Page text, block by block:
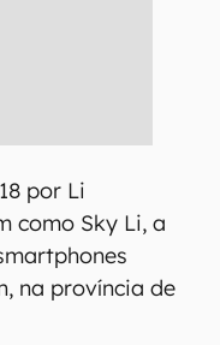
por Li
como Sky Li, a
na província de